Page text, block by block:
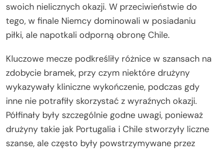
swoich nielicznych okazji. W przeciwieństwie do
tego, w finale Niemcy dominowali w posiadaniu
piłki, ale napotkali odporną obronę Chile.
Kluczowe mecze podkreśliły różnice w szansach na
zdobycie bramek, przy czym niektóre drużyny
wykazywały kliniczne wykończenie, podczas gdy
inne nie potrafiły skorzystać z wyraźnych okazji.
Półfinały były szczególnie godne uwagi, ponieważ
drużyny takie jak Portugalia i Chile stworzyły liczne
szanse, ale często były powstrzymywane przez